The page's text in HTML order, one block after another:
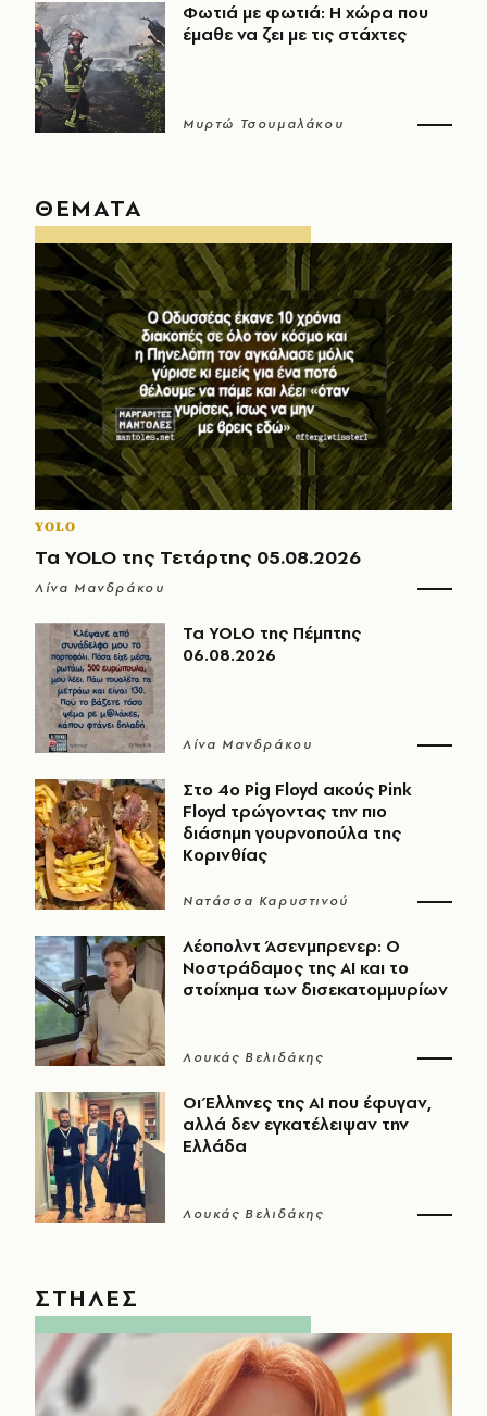
Φωτιά με φωτιά: Η χώρα που
έμαθε να ζει με τις στάχτες
Μυρτώ Τσουμαλάκου
ΘΕΜΑΤΑ
YOLO
Τα YOLO της Τετάρτης 05.08.2026
Λίνα Μανδράκου
Τα YOLO της Πέμπτης
06.08.2026
Λίνα Μανδράκου
Στο 4ο Pig Floyd ακούς Pink
Floyd τρώγοντας την πιο
διάσημη γουρνοπούλα της
Κορινθίας
Νατάσσα Καρυστινού
Λέοπολντ Άσενμπρενερ: Ο
Νοστράδαμος της AI και το
στοίχημα των δισεκατομμυρίων
Λουκάς Βελιδάκης
Οι Έλληνες της ΑΙ που έφυγαν,
αλλά δεν εγκατέλειψαν την
Ελλάδα
Λουκάς Βελιδάκης
ΣΤΗΛΕΣ